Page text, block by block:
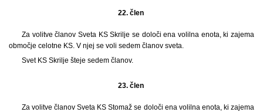
22. člen
Za volitve članov Sveta KS Skrilje se določi ena volilna enota, ki zajema
območje celotne KS. V njej se voli sedem članov sveta.
Svet KS Skrilje šteje sedem članov.
23. člen
Za volitve članov Sveta KS Stomaž se določi ena volilna enota, ki zajema